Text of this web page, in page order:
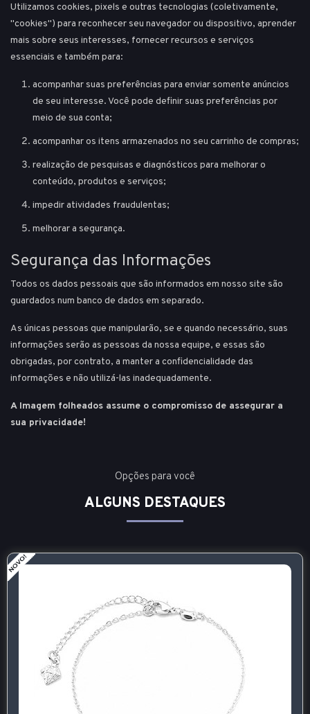
Utilizamos cookies, pixels e outras tecnologias (coletivamente,
"cookies") para reconhecer seu navegador ou dispositivo, aprender
mais sobre seus interesses, fornecer recursos e serviços
essenciais e também para:
acompanhar suas preferências para enviar somente anúncios
de seu interesse. Você pode definir suas preferências por
meio de sua conta;
acompanhar os itens armazenados no seu carrinho de compras;
realização de pesquisas e diagnósticos para melhorar o
conteúdo, produtos e serviços;
impedir atividades fraudulentas;
melhorar a segurança.
Segurança das Informações
Todos os dados pessoais que são informados em nosso site são
guardados num banco de dados em separado.
As únicas pessoas que manipularão, se e quando necessário, suas
informações serão as pessoas da nossa equipe, e essas são
obrigadas, por contrato, a manter a confidencialidade das
informações e não utilizá-las inadequadamente.
A Imagem folheados assume o compromisso de assegurar a
sua privacidade!
Opções para você
ALGUNS DESTAQUES